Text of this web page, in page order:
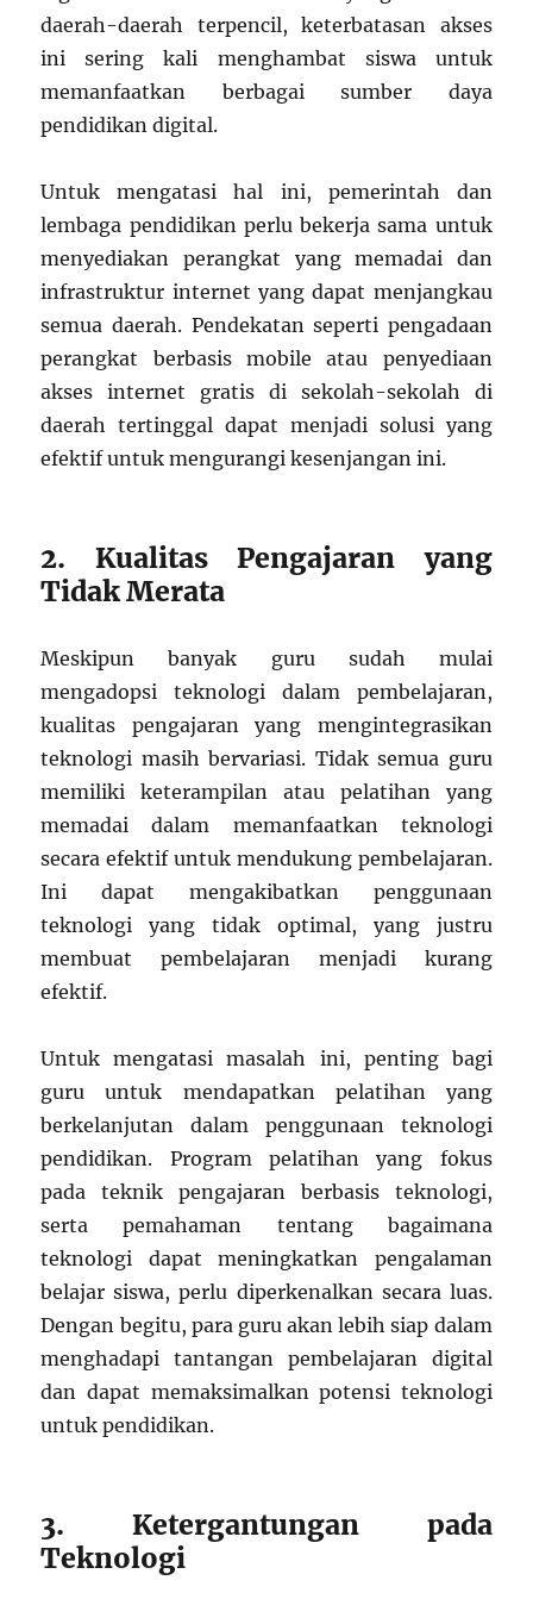
daerah-daerah terpencil, keterbatasan akses
ini sering kali menghambat siswa untuk
memanfaatkan berbagai sumber daya
pendidikan digital.
Untuk mengatasi hal ini, pemerintah dan
lembaga pendidikan perlu bekerja sama untuk
menyediakan perangkat yang memadai dan
infrastruktur internet yang dapat menjangkau
semua daerah. Pendekatan seperti pengadaan
perangkat berbasis mobile atau penyediaan
akses internet gratis di sekolah-sekolah di
daerah tertinggal dapat menjadi solusi yang
efektif untuk mengurangi kesenjangan ini.
2. Kualitas Pengajaran yang
Tidak Merata
Meskipun banyak guru sudah mulai
mengadopsi teknologi dalam pembelajaran,
kualitas pengajaran yang mengintegrasikan
teknologi masih bervariasi. Tidak semua guru
memiliki keterampilan atau pelatihan yang
memadai dalam memanfaatkan teknologi
secara efektif untuk mendukung pembelajaran.
Ini dapat mengakibatkan penggunaan
teknologi yang tidak optimal, yang justru
membuat pembelajaran menjadi kurang
efektif.
Untuk mengatasi masalah ini, penting bagi
guru untuk mendapatkan pelatihan yang
berkelanjutan dalam penggunaan teknologi
pendidikan. Program pelatihan yang fokus
pada teknik pengajaran berbasis teknologi,
serta pemahaman tentang bagaimana
teknologi dapat meningkatkan pengalaman
belajar siswa, perlu diperkenalkan secara luas.
Dengan begitu, para guru akan lebih siap dalam
menghadapi tantangan pembelajaran digital
dan dapat memaksimalkan potensi teknologi
untuk pendidikan.
3. Ketergantungan pada
Teknologi